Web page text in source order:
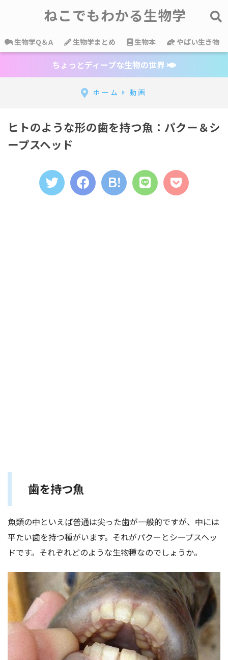
ねこでもわかる生物学
生物学Q＆A 生物学まとめ 生物本 やばい生き物
ちょっとディープな生物の世界
ホーム 動画
ヒトのような形の歯を持つ魚：パクー＆シ
ープスヘッド
歯を持つ魚
魚類の中といえば普通は尖った歯が一般的ですが、中には
平たい歯を持つ種がいます。それがパクーとシープスヘッ
ドです。それぞれどのような生物種なのでしょうか。